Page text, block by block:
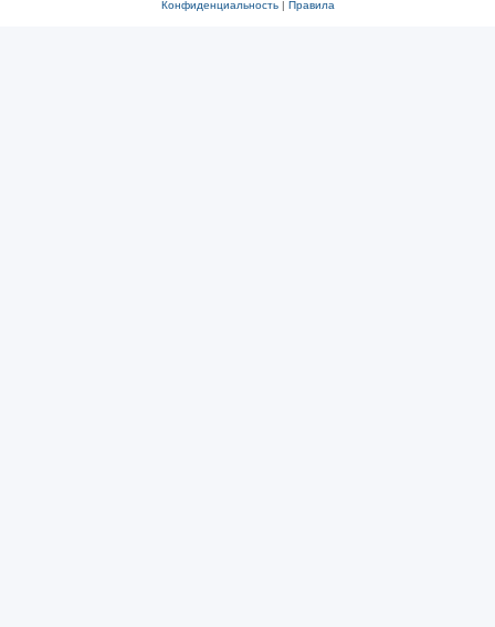
Конфиденциальность| Правила